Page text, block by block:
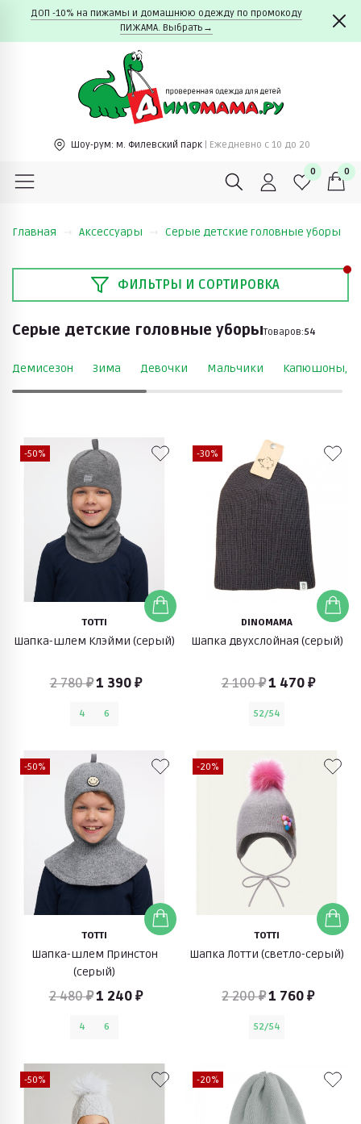
ДОП -10% на пижамы и домашнюю одежду по промокоду
ПИЖАМА. Выбрать→
Шоу-рум: м. Филевский парк | Ежедневно c 10 до 20
0 0
Главная Аксессуары Серые детские головные уборы
ФИЛЬТРЫ И СОРТИРОВКА
Серые детские головные уборыТоваров:54
Демисезон Зима Девочки Мальчики Капюшоны,
-50%
TOTTI
Шапка-шлем Клэйми (серый)
2 780 ₽1 390 ₽
4 6
-30%
DINOMAMA
Шапка двухслойная (серый)
2 100 ₽1 470 ₽
52/54
-50%
TOTTI
Шапка-шлем Принстон
(серый)
2 480 ₽1 240 ₽
4 6
-20%
TOTTI
Шапка Лотти (светло-серый)
2 200 ₽1 760 ₽
52/54
-50% -20%